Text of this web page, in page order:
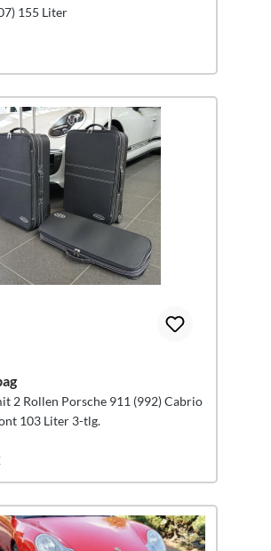
155 Liter
2 Rollen Porsche 911 (992) Cabrio
103 Liter 3-tlg.